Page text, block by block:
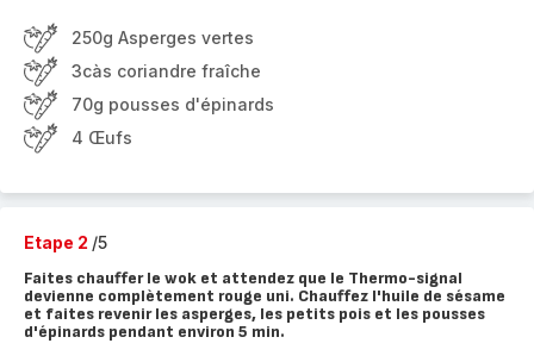
250g Asperges vertes
3càs coriandre fraîche
70g pousses d'épinards
4 Œufs
Etape 2 /5
Faites chauffer le wok et attendez que le Thermo-signal
devienne complètement rouge uni. Chauffez l'huile de sésame
et faites revenir les asperges, les petits pois et les pousses
d'épinards pendant environ 5 min.